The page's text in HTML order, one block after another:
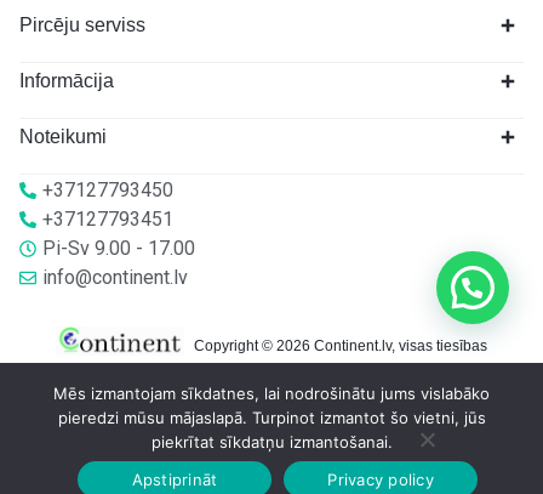
Pircēju serviss
Informācija
Noteikumi
+37127793450
+37127793451
Pi-Sv 9.00 - 17.00
info@continent.lv
Copyright © 2026 Continent.lv, visas tiesības
Sākumlapa Veikalā Grozs
Mēs izmantojam sīkdatnes, lai nodrošinātu jums vislabāko
pieredzi mūsu mājaslapā. Turpinot izmantot šo vietni, jūs
piekrītat sīkdatņu izmantošanai.
Apstiprināt
Privacy policy